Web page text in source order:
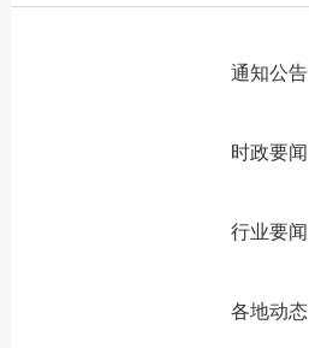
通知公告
时政要闻
行业要闻
各地动态